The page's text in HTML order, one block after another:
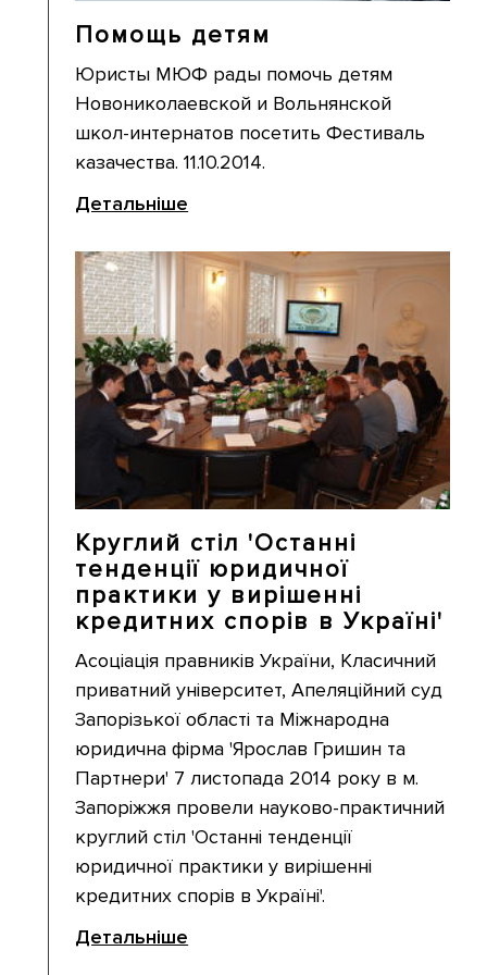
Помощь детям
Юристы МЮФ рады помочь детям
Новониколаевской и Вольнянской
школ-интернатов посетить Фестиваль
казачества. 11.10.2014.
Детальніше
Круглий стіл 'Останні
тенденції юридичної
практики у вирішенні
кредитних спорів в Україні'
Асоціація правників України, Класичний
приватний університет, Апеляційний суд
Запорізької області та Міжнародна
юридична фірма 'Ярослав Гришин та
Партнери' 7 листопада 2014 року в м.
Запоріжжя провели науково-практичний
круглий стіл 'Останні тенденції
юридичної практики у вирішенні
кредитних спорів в Україні'.
Детальніше